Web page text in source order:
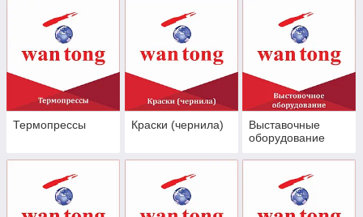
Термопрессы Краски (чернила)
Выставочные
оборудование